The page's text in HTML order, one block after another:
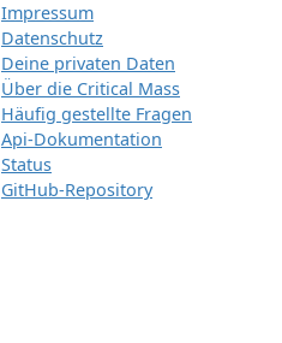
Impressum
Datenschutz
Deine privaten Daten
Über die Critical Mass
Häufig gestellte Fragen
Api-Dokumentation
Status
GitHub-Repository